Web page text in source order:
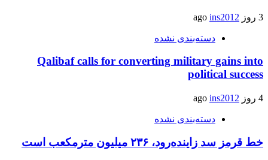
3 روز ago ins2012
دسته‌بندی نشده
Qalibaf calls for converting military gains into
political success
4 روز ago ins2012
دسته‌بندی نشده
خط قرمز سد زاینده‌رود، ۲۳۶ میلیون مترمکعب است